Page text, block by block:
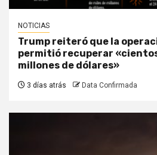
NOTICIAS
Trump reiteró que la
permitió recuperar
millones de dólares»
3 días atrás Data Confirmada